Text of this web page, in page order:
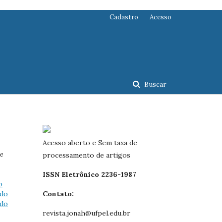
Buscar
Cadastro Acesso
Acesso aberto e Sem taxa de
processamento de artigos
ISSN Eletrônico 2236-1987
Contato:
revista.jonah@ufpel.edu.br